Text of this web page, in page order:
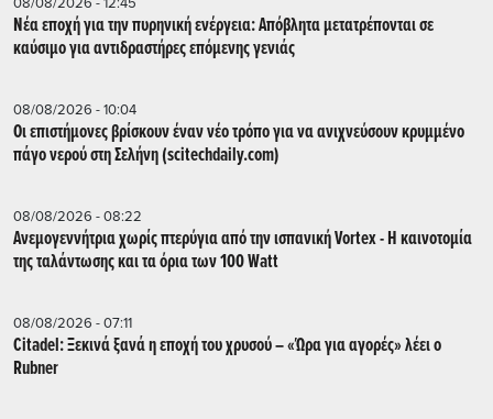
Νέα εποχή για την πυρηνική ενέργεια: Απόβλητα μετατρέπονται σε
καύσιμο για αντιδραστήρες επόμενης γενιάς
08/08/2026 - 10:04
Οι επιστήμονες βρίσκουν έναν νέο τρόπο για να ανιχνεύσουν κρυμμένο
πάγο νερού στη Σελήνη (scitechdaily.com)
08/08/2026 - 08:22
Ανεμογεννήτρια χωρίς πτερύγια από την ισπανική Vortex - Η καινοτομία
της ταλάντωσης και τα όρια των 100 Watt
08/08/2026 - 07:11
Citadel: Ξεκινά ξανά η εποχή του χρυσού – «Ώρα για αγορές» λέει ο
Rubner